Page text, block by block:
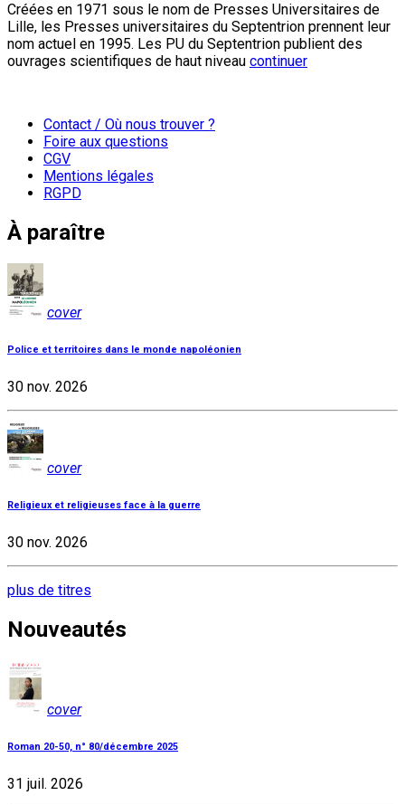
Créées en 1971 sous le nom de Presses Universitaires de
Lille, les Presses universitaires du Septentrion prennent leur
nom actuel en 1995. Les PU du Septentrion publient des
ouvrages scientifiques de haut niveau continuer
Contact / Où nous trouver ?
Foire aux questions
CGV
Mentions légales
RGPD
À paraître
cover
Police et territoires dans le monde napoléonien
30 nov. 2026
cover
Religieux et religieuses face à la guerre
30 nov. 2026
plus de titres
Nouveautés
cover
Roman 20-50, n° 80/décembre 2025
31 juil. 2026